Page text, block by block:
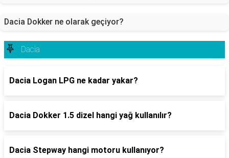
Dacia Dokker ne olarak geçiyor?
Dacia
Dacia Logan LPG ne kadar yakar?
Dacia Dokker 1.5 dizel hangi yağ kullanılır?
Dacia Stepway hangi motoru kullanıyor?